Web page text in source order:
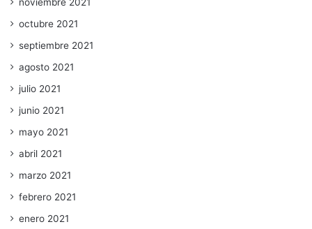
octubre 2021
septiembre 2021
agosto 2021
julio 2021
junio 2021
mayo 2021
abril 2021
marzo 2021
febrero 2021
enero 2021